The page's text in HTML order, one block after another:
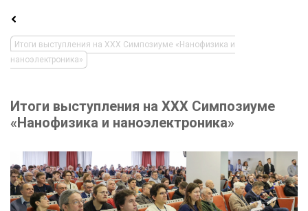
Итоги выступления на XXX Симпозиуме «Нанофизика и
наноэлектроника»
Итоги выступления на XXX Симпозиуме
«Нанофизика и наноэлектроника»